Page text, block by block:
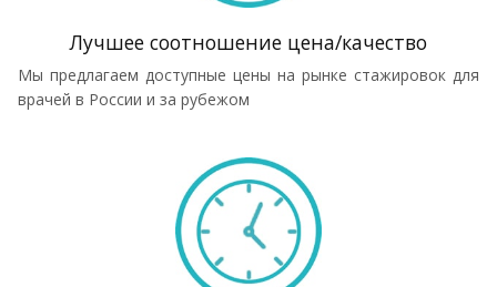
Лучшее соотношение цена/качество
Мы предлагаем доступные цены на рынке стажировок для
врачей в России и за рубежом